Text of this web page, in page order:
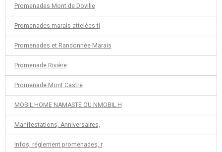
Promenades Mont de Doville
Promenades marais attelées ti
Promenades et Randonnée Marais
Promenade Rivière
Promenade Mont Castre
MOBIL HOME NAMASTE OU NMOBIL H
Manifestations, Anniversaires,
Infos, réglement promenades, r